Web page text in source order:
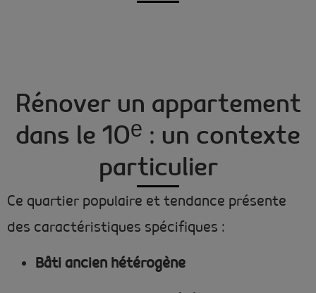
Rénover un appartement
dans le 10ᵉ : un contexte
particulier
Ce quartier populaire et tendance présente
des caractéristiques spécifiques :
Bâti ancien hétérogène